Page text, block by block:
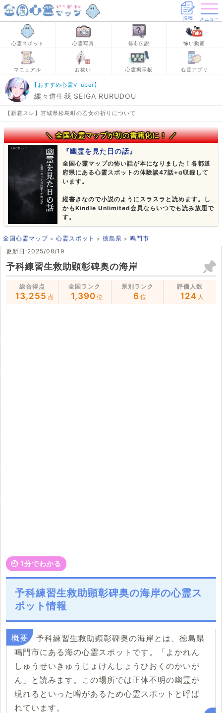
投稿 メニュー
心霊スポット 心霊写真 都市伝説 怖い動画
マニュアル お祓い 心霊掲示板 心霊アプリ
【おすすめ心霊VTuber】
縷々道生我 SEIGA RURUDOU
【新着スレ】宮城県松島町の乙女の祈りについて
＼ 全国心霊マップが初の書籍化に！ ／
『幽霊を見た日の話』
全国心霊マップの怖い話が本になりました！各都道
府県にある心霊スポットの体験談47話+α収録して
います。
縦書きなので小説のようにスラスラと読めます。し
かもKindle Unlimited会員ならいつでも読み放題で
す。
全国心霊マップ 心霊スポット 徳島県
鳴門市
更新日:2025/08/19
予科練習生救助顕彰碑奥の海岸
総合得点
13,255 点
全国ランク
1,390 位
県別ランク
6 位
評価人数
124 人
🕘️ 1分でわかる
予科練習生救助顕彰碑奥の海岸の心霊ス
ポット情報
予科練習生救助顕彰碑奥の海岸とは、徳島県
鳴門市にある海の心霊スポットです。「よかれん
しゅうせいきゅうじょけんしょうひおくのかいが
ん」と読みます。この場所では正体不明の幽霊が
現れるといった噂があるため心霊スポットと呼ば
れています。